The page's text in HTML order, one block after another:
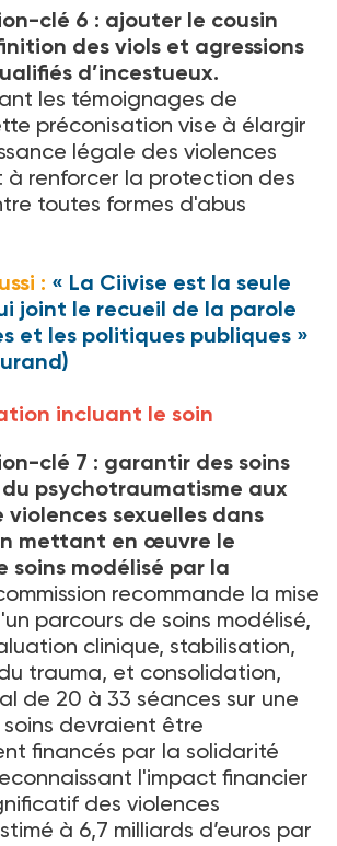
clé 6 : ajouter le cousin
des viols et agressions
d’incestueux.
les témoignages de
préconisation vise à élargir
légale des violences
à renforcer la protection des
toutes formes d'abus
: « La Ciivise est la seule
joint le recueil de la parole
et les politiques publiques »
incluant le soin
clé 7 : garantir des soins
psychotraumatisme aux
violences sexuelles dans
mettant en œuvre le
soins modélisé par la
recommande la mise
parcours de soins modélisé,
clinique, stabilisation,
trauma, et consolidation,
de 20 à 33 séances sur une
devraient être
financés par la solidarité
l'impact financier
des violences
à 6,7 milliards d’euros par